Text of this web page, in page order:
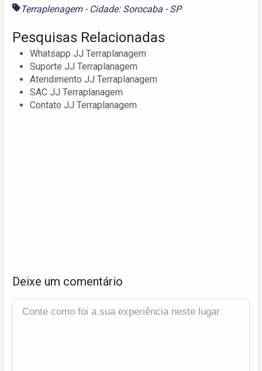
Terraplenagem - Cidade: Sorocaba - SP
Pesquisas Relacionadas
Whatsapp JJ Terraplanagem
Suporte JJ Terraplanagem
Atendimento JJ Terraplanagem
SAC JJ Terraplanagem
Contato JJ Terraplanagem
Deixe um comentário